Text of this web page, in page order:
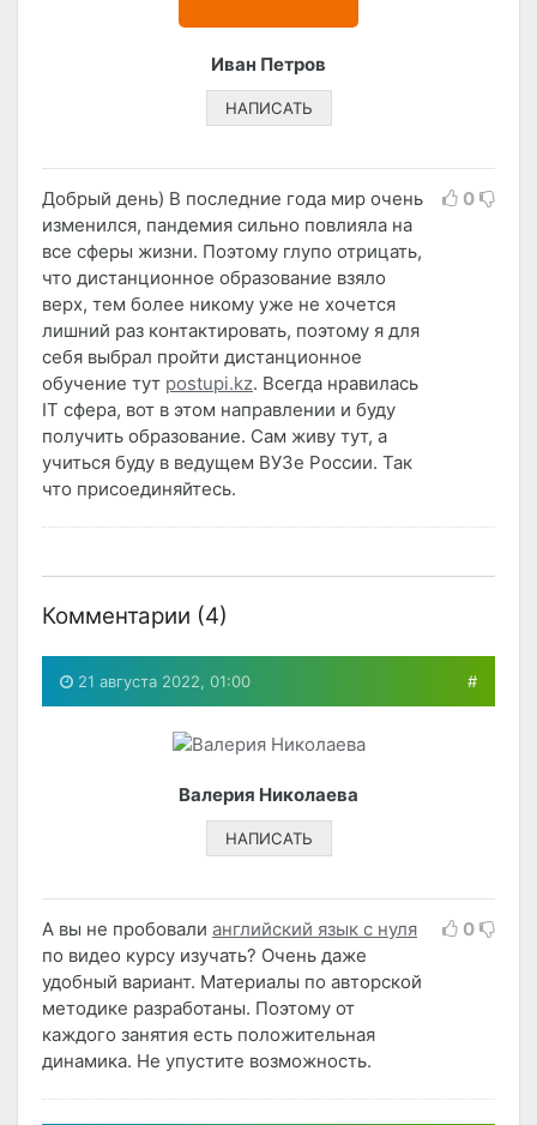
Иван Петров
НАПИСАТЬ
Добрый день) В последние года мир очень
изменился, пандемия сильно повлияла на
все сферы жизни. Поэтому глупо отрицать,
что дистанционное образование взяло
верх, тем более никому уже не хочется
лишний раз контактировать, поэтому я для
себя выбрал пройти дистанционное
обучение тут postupi.kz. Всегда нравилась
IT сфера, вот в этом направлении и буду
получить образование. Сам живу тут, а
учиться буду в ведущем ВУЗе России. Так
что присоединяйтесь.
0
Комментарии (4)
21 августа 2022, 01:00 #
Валерия Николаева
НАПИСАТЬ
А вы не пробовали английский язык с нуля
по видео курсу изучать? Очень даже
удобный вариант. Материалы по авторской
методике разработаны. Поэтому от
каждого занятия есть положительная
динамика. Не упустите возможность.
0